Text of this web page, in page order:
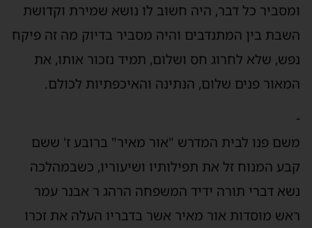
ומסביר כל דבר, היה חשוב לו נושא שמירת וקדושת
השבת בין המתנדבים והיה מסביר בדיוק מה זה פיקח
נפש, שלא לחרוג חס ושלום, תמיד נזכור אותו, את
המאור פנים שלום, הנתינה והאיכפתיות לכולם.
-
משם פנו לבית המדרש "אור מאיר" ברובע ז' ששם
קבע המנוח זל את תפילותיו ושיעוריו, כשבמהלכה
נשא דברי תורה ידיד המשפחה הרהג ר אבנר עמר
ראש מוסדות אור מאיר אשר בדבריו העלה את זכרו